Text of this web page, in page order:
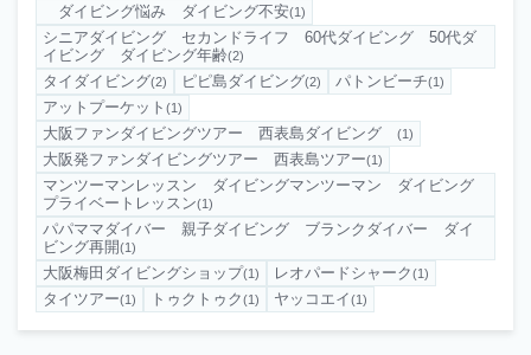
ダイビング悩み ダイビング不安(1)
シニアダイビング セカンドライフ 60代ダイビング 50代ダ
イビング ダイビング年齢(2)
タイダイビング(2) ピピ島ダイビング(2) パトンビーチ(1)
アットプーケット (1)
大阪ファンダイビングツアー 西表島ダイビング (1)
大阪発ファンダイビングツアー 西表島ツアー(1)
マンツーマンレッスン ダイビングマンツーマン ダイビング
プライベートレッスン(1)
パパママダイバー 親子ダイビング ブランクダイバー ダイ
ビング再開(1)
大阪梅田ダイビングショップ(1) レオパードシャーク(1)
タイツアー(1) トゥクトゥク(1) ヤッコエイ(1)